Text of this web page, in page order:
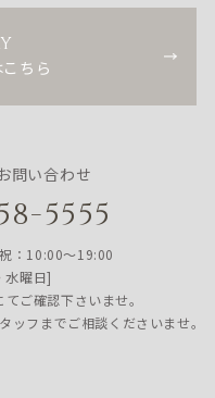
ちら
問い合わせ
5555
：10:00〜19:00
水曜日]
てご確認下さいませ。
フまでご相談くださいませ。